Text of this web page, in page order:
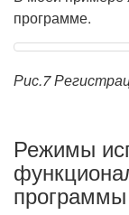
программе.
Рис.7
Режимы